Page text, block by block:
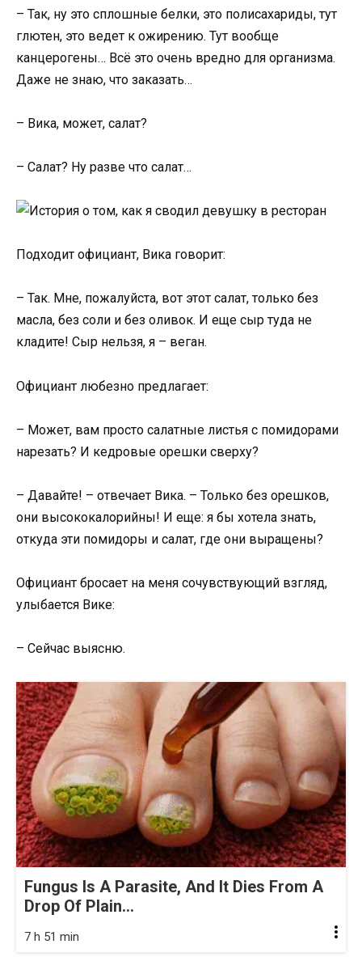
– Так, ну это сплошные белки, это полисахариды, тут
глютен, это ведет к ожирению. Тут вообще
канцерогены… Всё это очень вредно для организма.
Даже не знаю, что заказать…
– Вика, может, салат?
– Салат? Ну разве что салат…
Подходит официант, Вика говорит:
– Так. Мне, пожалуйста, вот этот салат, только без
масла, без соли и без оливок. И еще сыр туда не
кладите! Сыр нельзя, я – веган.
Официант любезно предлагает:
– Может, вам просто салатные листья с помидорами
нарезать? И кедровые орешки сверху?
– Давайте! – отвечает Вика. – Только без орешков,
они высококалорийны! И еще: я бы хотела знать,
откуда эти помидоры и салат, где они выращены?
Официант бросает на меня сочувствующий взгляд,
улыбается Вике:
– Сейчас выясню.
Fungus Is A Parasite, And It Dies From A
Drop Of Plain...
7 h 51 min